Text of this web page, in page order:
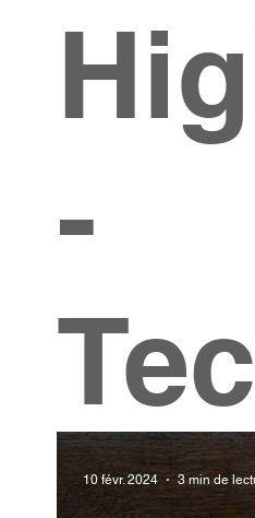
-
10 févr. 2024 3 min de